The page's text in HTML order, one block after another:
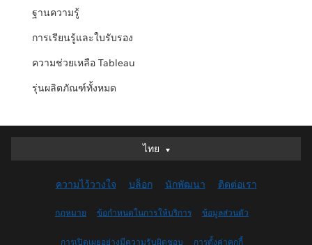
ฐานความรู้
การเรียนรู้และใบรับรอง
ความช่วยเหลือ Tableau
รุ่นผลิตภัณฑ์ทั้งหมด
ไทย
ไทย
English (UK)
English (US)
ความไว้วางใจ บล็อก นักพัฒนา ติดต่อเรา
กฎหมาย ข้อกำหนดในการให้บริการ ข้อมูลส่วนตัว
การเปิดเผยอย่างมีความรับผิดชอบ การตั้งค่าคุกกี้